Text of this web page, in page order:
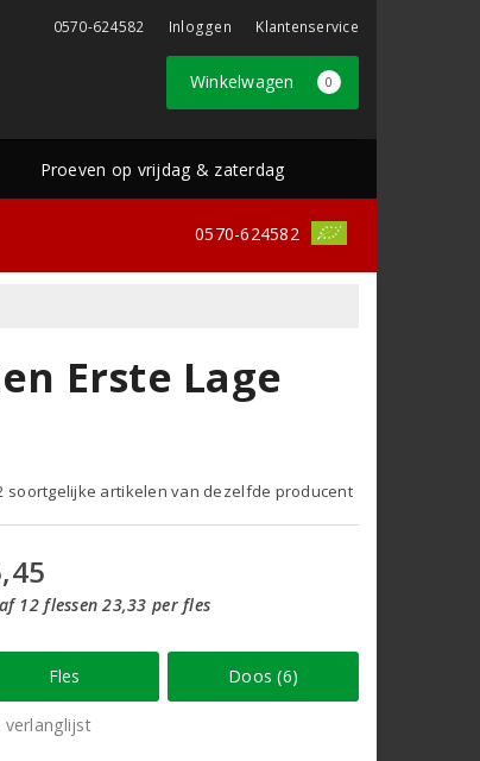
0570-624582 Inloggen Klantenservice
Winkelwagen 0
Proeven op vrijdag & zaterdag
0570-624582
Erste Lage
soortgelijke artikelen van dezelfde producent
12 flessen 23,33 per fles
Fles Doos (6)
verlanglijst